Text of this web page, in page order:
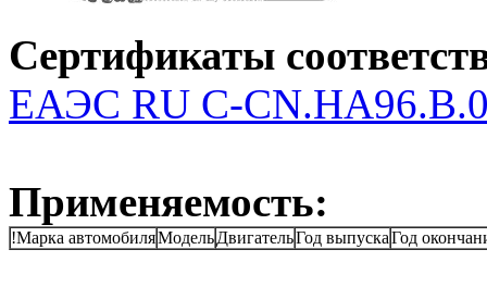
Сертификаты
ЕАЭС RU С-
Применяемость:
!Марка автомобиляМодельДвигательГод выпускаГод